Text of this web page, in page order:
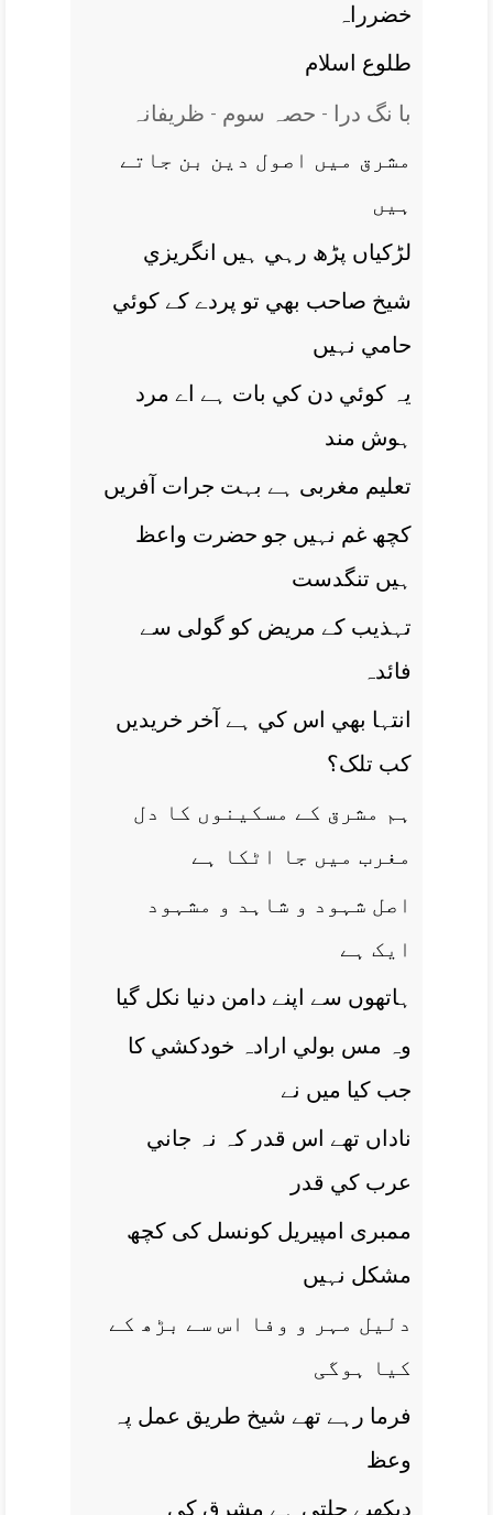
خضرراہ
طلوع اسلام
با نگ درا - حصہ سوم - ظریفانہ
مشرق ميں اصول دين بن جاتے
ہيں
لڑکياں پڑھ رہي ہيں انگريزي
شيخ صاحب بھي تو پردے کے کوئي
حامي نہيں
يہ کوئي دن کي بات ہے اے مرد
ہوش مند
تعليم مغربی ہے بہت جرات آفريں
کچھ غم نہيں جو حضرت واعظ
ہيں تنگدست
تہذيب کے مريض کو گولی سے
فائدہ
انتہا بھي اس کي ہے آخر خريديں
کب تلک؟
ہم مشرق کے مسکينوں کا دل
مغرب ميں جا اٹکا ہے
اصل شہود و شاہد و مشہود
ايک ہے
ہاتھوں سے اپنے دامن دنيا نکل گيا
وہ مس بولي ارادہ خودکشي کا
جب کيا ميں نے
ناداں تھے اس قدر کہ نہ جاني
عرب کي قدر
ممبری امپيريل کونسل کی کچھ
مشکل نہيں
دليل مہر و وفا اس سے بڑھ کے
کيا ہوگی
فرما رہے تھے شيخ طريق عمل پہ
وعظ
ديکھیے چلتی ہے مشرق کی